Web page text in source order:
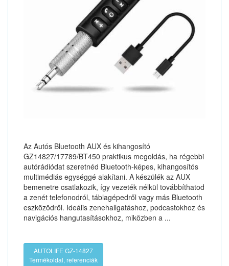
Az Autós Bluetooth AUX és kihangosító
GZ14827/17789/BT450 praktikus megoldás, ha régebbi
autórádiódat szeretnéd Bluetooth-képes, kihangosítós
multimédiás egységgé alakítani. A készülék az AUX
bemenetre csatlakozik, így vezeték nélkül továbbíthatod
a zenét telefonodról, táblagépedről vagy más Bluetooth
eszközödről. Ideális zenehallgatáshoz, podcastokhoz és
navigációs hangutasításokhoz, miközben a ...
AUTOLIFE GZ-14827
Termékoldal, referenciák